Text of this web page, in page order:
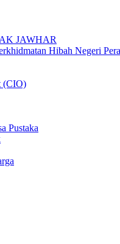
JAWHAR
Hibah Negeri
(CIO)
Pustaka